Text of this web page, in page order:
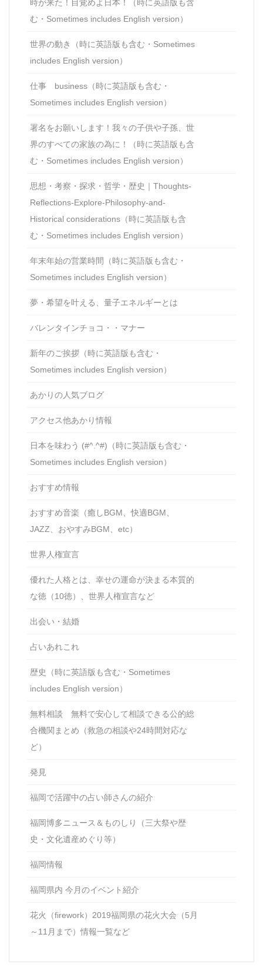
時が来た！目覚めよ日本！（時に英語版も含
む・Sometimes includes English version）
世界の動き（時に英語版も含む・Sometimes
includes English version）
仕事 business（時に英語版も含む・
Sometimes includes English version）
署名をお願いします！我々の子供や子孫、世
界のすべての家族の為に！（時に英語版も含
む・Sometimes includes English version）
思想・考察・探求・哲学・歴史｜Thoughts-
Reflections-Explore-Philosophy-and-
Historical considerations（時に英語版も含
む・Sometimes includes English version）
年末年始の営業時間（時に英語版も含む・
Sometimes includes English version）
夢・希望を叶える、量子エネルギーとは
バレンタインチョコ・・マナー
新年のご挨拶（時に英語版も含む・
Sometimes includes English version）
あかりの人気ブログ
アクセス他あかり情報
日本を味わう (#^.^#)（時に英語版も含む・
Sometimes includes English version）
おすすめ情報
おすすめ音楽（癒しBGM、快適BGM、
JAZZ、おやすみBGM、etc）
世界人権宣言
優れた人格とは、幸せの運命が決まる本質的
な徳（10徳）、世界人権宣言など
出会い・結婚
占いあれこれ
歴史（時に英語版も含む・Sometimes
includes English version）
無料相談 無料で安心して相談できる公的総
合機関まとめ（救急の相談や24時間対応な
ど）
発見
福岡で活躍中の占い師さんの紹介
福岡博多ニュース＆ものしり（三大祭や歴
史・文化遺産めぐり等）
福岡情報
福岡県内 今月のイベント紹介
花火（firework）2019福岡県の花火大会（5月
～11月まで）情報一覧など